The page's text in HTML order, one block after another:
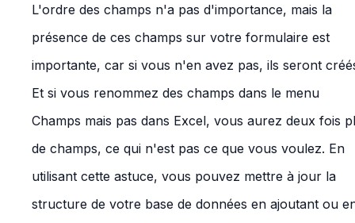
L'ordre des champs n'a pas d'importance, mais la
présence de ces champs sur votre formulaire est
importante, car si vous n'en avez pas, ils seront
Et si vous renommez des champs dans le menu
Champs mais pas dans Excel, vous aurez deux fois
de champs, ce qui n'est pas ce que vous voulez. En
utilisant cette astuce, vous pouvez mettre à jour la
structure de votre base de données en ajoutant ou